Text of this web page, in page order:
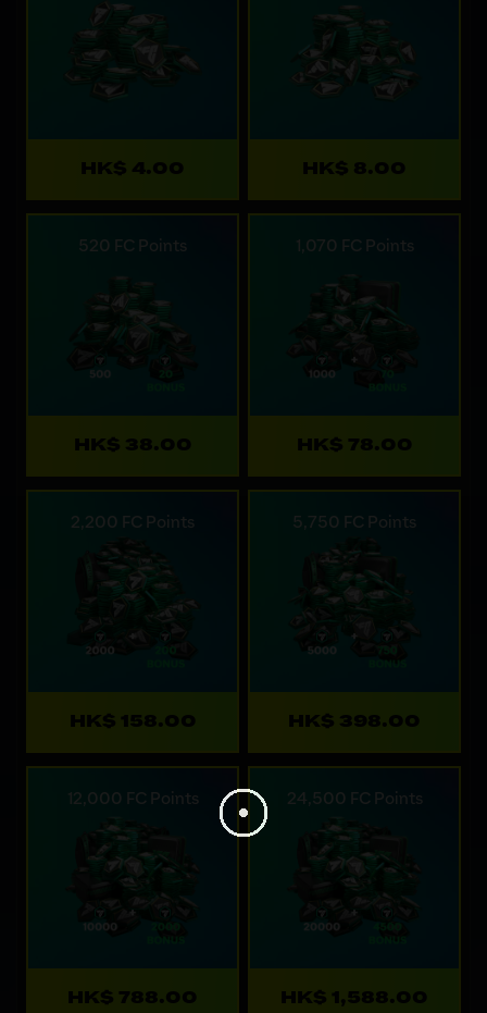
HK$ 4.00 HK$ 8.00
520 FC Points
HK$ 38.00
1,070 FC Points
HK$ 78.00
2,200 FC Points
HK$ 158.00
5,750 FC Points
HK$ 398.00
12,000 FC Points
HK$ 788.00
24,500 FC Points
HK$ 1,588.00